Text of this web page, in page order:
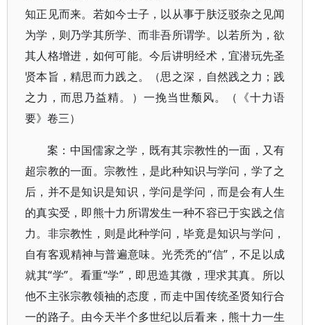
知正见而来。若如今士子，以从事于肤泛驳杂之见闻
为学，则乃学其所学、而非吾所谓学。以若所为，欲
其人格增进，如何可能。今后讲明经术，宜潜玩先圣
贤本旨，精思而力践之。（思之深，自然践之力；践
之力，而思乃益精。）一挽当世颓风。（《十力语
要》卷三）
案：中国儒家之学，既有其宗教性的一面，又有
超宗教的一面。宗教性，是此种知识与学问，学了之
后，并不是知识是知识，学问是学问，而是会有人生
的真实受，即熊十力所谓发生一种不容已于实践之信
力。非宗教性，则是此种学问，毕竟是知识与学问，
自有客观精神与普遍意味。光秃秃的“信”，不足以成
就其“学”。看重“学”，即思造其微，理求其真。所以
他不主张宗教领袖的态度，而走中国传统圣贤知行合
一的路子。由今天半个多世纪以后看来，熊十力一生